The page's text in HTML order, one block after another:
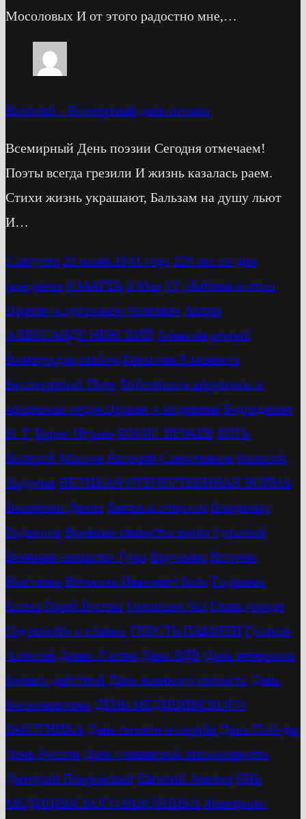
Мосоловых И от этого радостно мне,…
Василий - Всемирный день поэзии
Всемирный День поэзии Сегодня отмечаем!
Поэты всегда грезили И жизнь казалась раем.
Стихи жизнь украшают, Бальзам на душу льют
И…
2 августа 22 июня 1941 года 220 лет со дня
рождения 8 МАРТА 9 Мая Vf »Библия и отцы
Церкви о здоровье и болезнях Акция
АЛЕКСАНДР НЕВСКИЙ Алексин алерий
Виноградов альбом Баранова Елизавета
Бессмертный Полк Библейские афоризмы и
афоризмы отцов Церкви о медицине Бодрединов
В. Т. Бориc Играев БОРИС ИГРАЕВ БОТЬ
Валерий Маслов Валерий Савостьянов Валерий
Ходулин ВЕЛИКАЯ ОТЕЧЕСТВЕННАЯ ВОЙНА
Вилейчик Денис Витки и спирали Владимир
Родионов Военные связисты земли тульской
Военные связисты Тулы Вручение Встреча
Выставка Вячеслав Иванович Боть Гаденова
Елена Герой России Гимназия №3 Глава города
Год памяти и славы» ГОРСТЬ ПАМЯТИ Гусаков
Алексей Денис Гастев День ВДВ День ветеранов
боевых действий День военного связиста День
Космонавтики ДЕНЬ МЕДИЦИНСКОГО
РАБОТНИКА День памяти и скорби День Победы
День России День славянской письменности
Дмитрий Покровский Евгений Авилов ЕНЬ
МЕДИЦИНСКОГО РАБОТНИКА Женщины-